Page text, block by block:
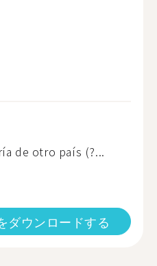
de otro país (?...
ダウンロードする